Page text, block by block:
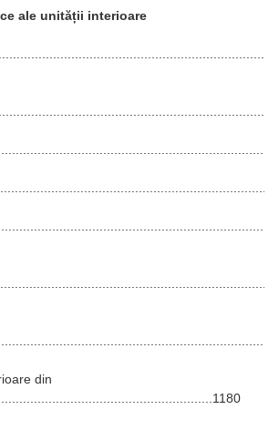
ale unității interioare
din